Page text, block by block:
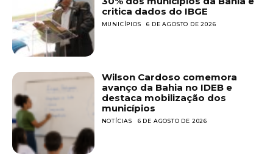
critica dados do IBGE
MUNICÍPIOS 6 DE AGOSTO DE 2026
Wilson Cardoso comemora
avanço da Bahia no IDEB e
destaca mobilização dos
municípios
NOTÍCIAS 6 DE AGOSTO DE 2026